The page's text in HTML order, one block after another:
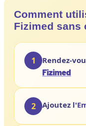
Comment
Fizimed sans
1 Rendez-
Fizimed
2 Ajoutez l'